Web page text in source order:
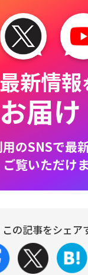
最新情報
お届
用のSNSで最
ご覧いただけ
この記事をシェア